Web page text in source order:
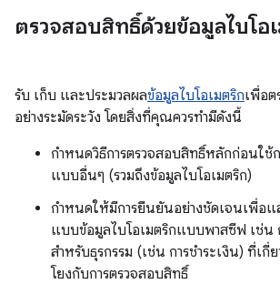
ตรวจสอบสิทธิ์ด้วยข้อมูลไบโอ
รับ เก็บ และประมวลผลข้อมูลไบโอเมตริกเพื่อ
อย่างระมัดระวัง โดยสิ่งที่คุณควรทำมีดังนี้
กำหนดวิธีการตรวจสอบสิทธิ์หลักก่อนใช้
แบบอื่นๆ (รวมถึงข้อมูลไบโอเมตริก)
กำหนดให้มีการยืนยันอย่างชัดเจนเพื่อแ
แบบข้อมูลไบโอเมตริกแบบพาสซีฟ เช่น
สำหรับธุรกรรม (เช่น การชำระเงิน) ที่เกี่
โยงกับการตรวจสอบสิทธิ์